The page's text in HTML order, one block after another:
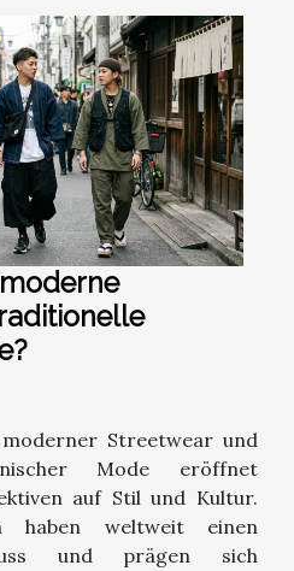
Streetwear und
Mode eröffnet
auf Stil und Kultur.
haben weltweit einen
und prägen sich